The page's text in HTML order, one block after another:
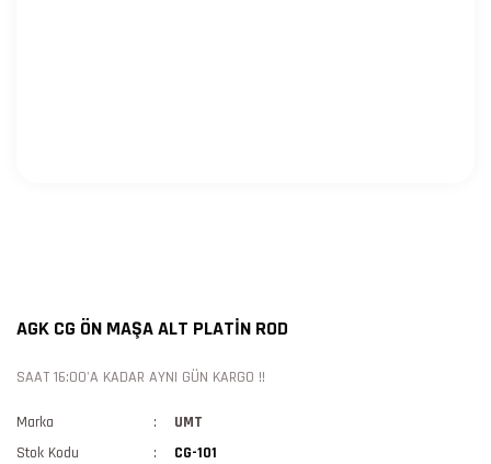
AGK CG ÖN MAŞA ALT PLATİN ROD
SAAT 16:00'A KADAR AYNI GÜN KARGO !!
Marka
UMT
Stok Kodu
CG-101